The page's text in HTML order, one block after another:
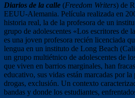
Diarios de la calle (Freedom Writers) de
EEUU-Alemania. Película realizada en
historia real, la de la profesora de un
grupo de adolescentes «Los escritores de
es una joven profesora recién licenciada
lengua en un instituto de Long Beach
un grupo multiétnico de adolescentes de
que viven en barrios marginales, han
educativo, sus vidas están marcadas por la
drogas, exclusión. Un contexto
bandas y donde los estudiantes,